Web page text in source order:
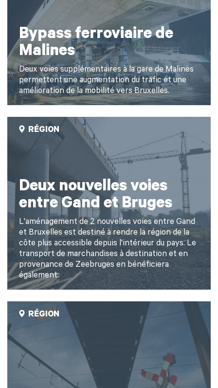
Bypass ferroviaire de
Malines
Deux voies supplémentaires à la gare de Malines
permettent une augmentation du trafic et une
amélioration de la mobilité vers Bruxelles.
RÉGION
Deux nouvelles voies
entre Gand et Bruges
L'aménagement de 2 nouvelles voies entre Gand
et Bruxelles est destiné à rendre la région de la
côte plus accessible depuis l'intérieur du pays. Le
transport de marchandises à destination et en
provenance de Zeebruges en bénéficiera
également.
RÉGION